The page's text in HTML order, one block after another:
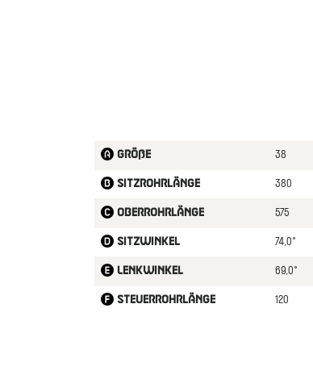
Größe 38
Sitzrohrlänge 380
Oberrohrlänge 575
Sitzwinkel 74,0°
Lenkwinkel 69,0°
Steuerrohrlänge 120